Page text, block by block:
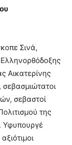
Σινά,
Αικατερίνης
σεβαστοί
της
Υφυπουργέ